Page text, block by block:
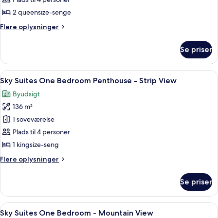
Deluxe-
værelse
queensize-
senge
2 queensize-senge
Flere oplysninger
Flere
værelse
2
queensize-
senge
Se priser
Indlæs
alle
billeder
af
Sky
Suites
One
Penthouse
View
Sky Suites One Bedroom
7
Sky Suites One Bedroom Penthouse - Strip View
Byudsigt
136 m²
1 soveværelse
Plads til 4 personer
1 kingsize-seng
Flere oplysninger
Flere
Suites
One
Bedroom
Se priser
Indlæs
Et moderne hotelværelse med en
7
Sky Suites One Bedroom - Mountain View